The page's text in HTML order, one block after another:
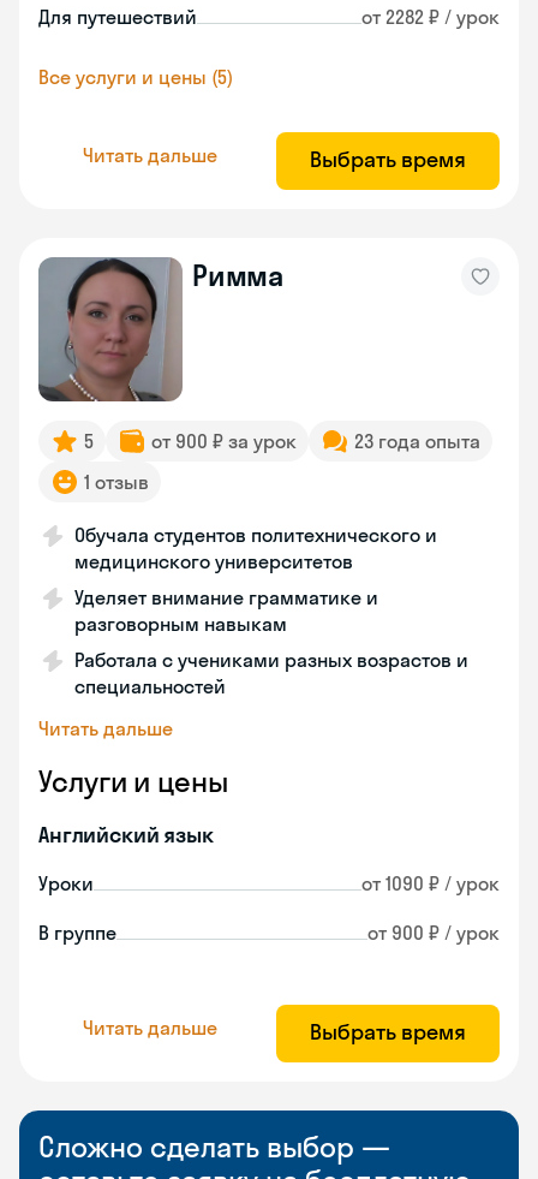
Для путешествий от 2282 ₽ / урок
Все услуги и цены (5)
Читать дальше Выбрать время
Римма
5 от 900 ₽ за урок
23 года опыта
1 отзыв
Обучала студентов политехнического и
медицинского университетов
Уделяет внимание грамматике и
разговорным навыкам
Работала с учениками разных возрастов и
специальностей
Читать дальше
Услуги и цены
Английский язык
Уроки от 1090 ₽ / урок
В группе от 900 ₽ / урок
Читать дальше Выбрать время
Сложно сделать выбор —